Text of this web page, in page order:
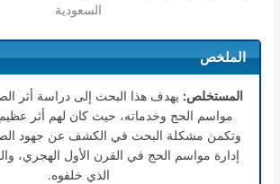
السعودية
الملخص
المستخلص: يهدف هذا البحث إلى دراسة أثر
مواسم الحج وخدماته، حيث كان لهم أثر عظيم
وتكمن مشكلة البحث في الكشف عن جهود
إدارة مواسم الحج في القرن الأول الهجري،
الذي خلفوه.